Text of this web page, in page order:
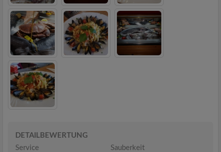
DETAILBEWERTUNG
Service
Sauberkeit